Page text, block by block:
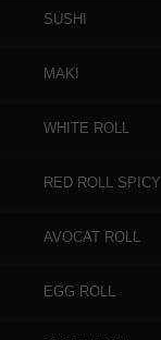
SUSHI
MAKI
WHITE ROLL
RED ROLL SPICY
AVOCAT ROLL
EGG ROLL